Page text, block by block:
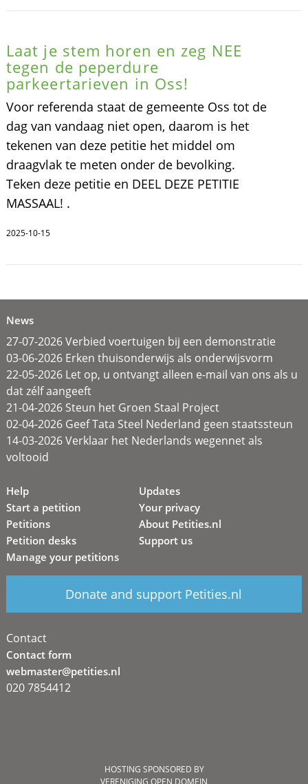
Laat je stem horen en zeg NEE
tegen de peperdure
parkeertarieven in Oss!
Voor referenda staat de gemeente Oss tot de
dag van vandaag niet open, daarom is het
tekenen van deze petitie het middel om
draagvlak te meten onder de bevolking.
Teken deze petitie en DEEL DEZE PETITIE
MASSAAL! .
2025-10-15
News
27-07-2026 Verbied voertuigen bij een demonstratie
03-06-2026 Erken thuisonderwijs als onderwijsvorm
22-05-2026 Let op, u ontvangt alleen e-mail van ons als u
dat zélf aangeeft
21-04-2026 Steun het Groen Staal Project
02-04-2026 Geef Tata Steel Nederland geen staatssteun
14-03-2026 Verklaar het Nederlands wegennet als
voltooid
Help
Start a petition
Petitions
Petition desks
Manage your petitions
Updates
Your privacy
About Petities.nl
Support us
Donate and support Petities.nl
Contact
Contact form
webmaster@petities.nl
020 7854412
HOSTING SPONSORED BY
VERENIGING OPEN DOMEIN